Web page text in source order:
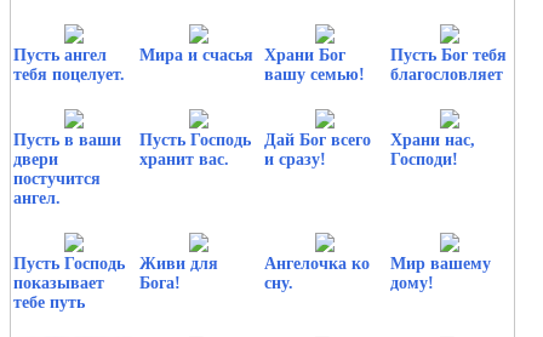
Пусть ангел
тебя поцелует.
Мира и счасья
Храни Бог
вашу семью!
Пусть Бог тебя
благословляет
Пусть в ваши
двери
постучится
ангел.
Пусть Господь
хранит вас.
Дай Бог всего
и сразу!
Храни нас,
Господи!
Пусть Господь
показывает
тебе путь
Живи для
Бога!
Ангелочка ко
сну.
Мир вашему
дому!